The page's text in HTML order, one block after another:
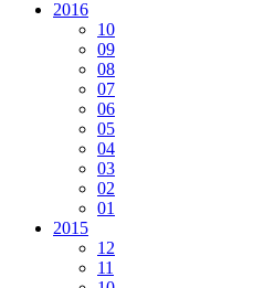
2016
10
09
08
07
06
05
04
03
02
01
2015
12
11